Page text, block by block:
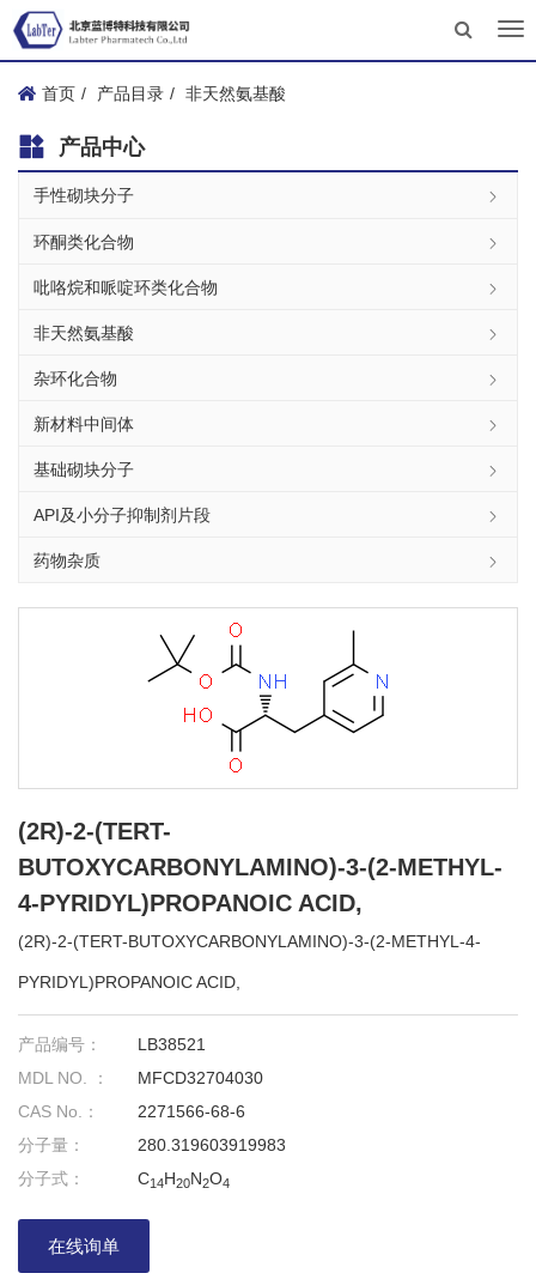
首页
产品目录 非天然氨基酸
产品中心
手性砌块分子
环酮类化合物
吡咯烷和哌啶环类化合物
非天然氨基酸
杂环化合物
新材料中间体
基础砌块分子
API及小分子抑制剂片段
药物杂质
(2R)-2-(TERT-
BUTOXYCARBONYLAMINO)-3-(2-METHYL-
4-PYRIDYL)PROPANOIC ACID,
(2R)-2-(TERT-BUTOXYCARBONYLAMINO)-3-(2-METHYL-4-
PYRIDYL)PROPANOIC ACID,
产品编号：
LB38521
MDL NO. ：
MFCD32704030
CAS No.：
2271566-68-6
分子量：
280.319603919983
分子式：
C14H20N2O4
在线询单